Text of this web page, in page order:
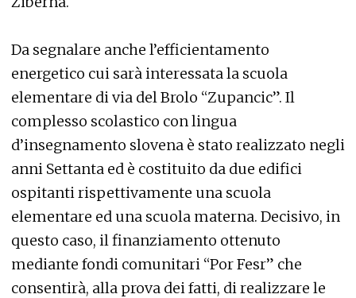
Da segnalare anche l’efficientamento
energetico cui sarà interessata la scuola
elementare di via del Brolo “Zupancic”. Il
complesso scolastico con lingua
d’insegnamento slovena è stato realizzato negli
anni Settanta ed è costituito da due edifici
ospitanti rispettivamente una scuola
elementare ed una scuola materna. Decisivo, in
questo caso, il finanziamento ottenuto
mediante fondi comunitari “Por Fesr” che
consentirà, alla prova dei fatti, di realizzare le